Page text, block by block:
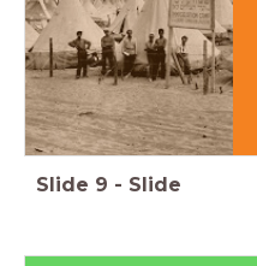
Slide 9 - Slide